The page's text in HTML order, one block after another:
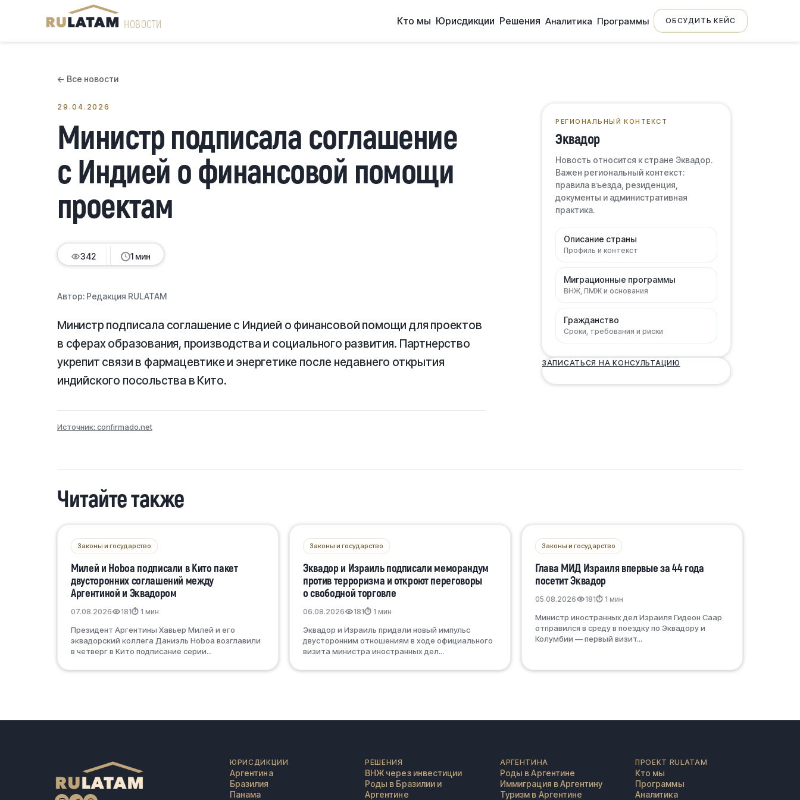
НОВОСТИ Кто мы Юрисдикции Решения Аналитика Программы ОБСУДИТЬ КЕЙС
← Все новости
29.04.2026
Министр подписала соглашение
с Индией о финансовой помощи
проектам
342
342
1 мин
Автор: Редакция RULATAM
Министр подписала соглашение с Индией о финансовой помощи для проектов
в сферах образования, производства и социального развития. Партнерство
укрепит связи в фармацевтике и энергетике после недавнего открытия
индийского посольства в Кито.
Источник: confirmado.net
РЕГИОНАЛЬНЫЙ КОНТЕКСТ
Эквадор
Новость относится к стране Эквадор.
Важен региональный контекст:
правила въезда, резиденция,
документы и административная
практика.
Описание страны
Профиль и контекст
Миграционные программы
ВНЖ, ПМЖ и основания
Гражданство
Сроки, требования и риски
ЗАПИСАТЬСЯ НА КОНСУЛЬТАЦИЮ
Читайте также
Законы и государство
Милей и Ноboa подписали в Кито пакет
двусторонних соглашений между
Аргентиной и Эквадором
07.08.2026 181⏱ 1 мин
Президент Аргентины Хавьер Милей и его
эквадорский коллега Даниэль Ноboa возглавили
в четверг в Кито подписание серии...
Законы и государство
Эквадор и Израиль подписали меморандум
против терроризма и откроют переговоры
о свободной торговле
06.08.2026 181⏱ 1 мин
Эквадор и Израиль придали новый импульс
двусторонним отношениям в ходе официального
визита министра иностранных дел...
Законы и государство
Глава МИД Израиля впервые за 44 года
посетит Эквадор
05.08.2026 181⏱ 1 мин
Министр иностранных дел Израиля Гидеон Саар
отправился в среду в поездку по Эквадору и
Колумбии — первый визит...
ЮРИСДИКЦИИ
Аргентина
Бразилия
Панама
РЕШЕНИЯ
ВНЖ через инвестиции
Роды в Бразилии и
Аргентине
АРГЕНТИНА
Роды в Аргентине
Иммиграция в Аргентину
Туризм в Аргентине
ПРОЕКТ RULATAM
Кто мы
Программы
Аналитика